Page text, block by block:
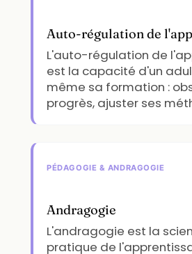
Auto-régulation de
L'auto-régulation de
est la capacité d'un
même sa formation :
progrès, ajuster ses
PÉDAGOGIE & ANDRAGOGIE
Andragogie
L'andragogie est la
pratique de